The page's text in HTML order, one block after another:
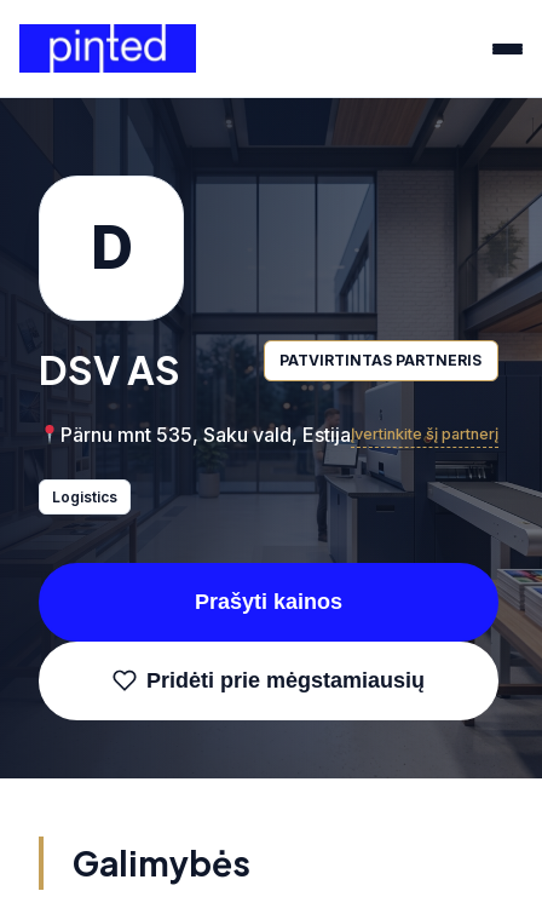
D
DSV AS PATVIRTINTAS PARTNERIS
Pärnu mnt 535, Saku vald, EstijaĮvertinkite šį partnerį
Logistics
Prašyti kainos
Pridėti prie mėgstamiausių
Galimybės